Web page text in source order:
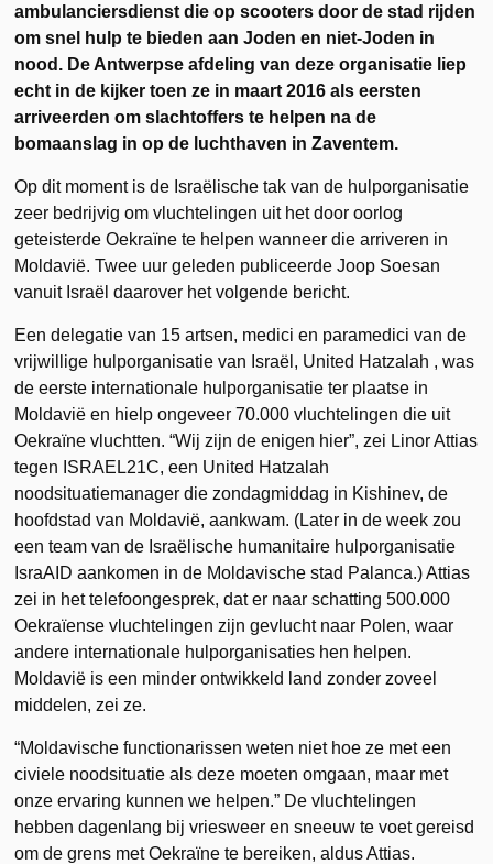
ambulanciersdienst die op scooters door de stad rijden
om snel hulp te bieden aan Joden en niet-Joden in
nood. De Antwerpse afdeling van deze organisatie liep
echt in de kijker toen ze in maart 2016 als eersten
arriveerden om slachtoffers te helpen na de
bomaanslag in op de luchthaven in Zaventem.
Op dit moment is de Israëlische tak van de hulporganisatie
zeer bedrijvig om vluchtelingen uit het door oorlog
geteisterde Oekraïne te helpen wanneer die arriveren in
Moldavië. Twee uur geleden publiceerde Joop Soesan
vanuit Israël daarover het volgende bericht.
Een delegatie van 15 artsen, medici en paramedici van de
vrijwillige hulporganisatie van Israël, United Hatzalah , was
de eerste internationale hulporganisatie ter plaatse in
Moldavië en hielp ongeveer 70.000 vluchtelingen die uit
Oekraïne vluchtten. “Wij zijn de enigen hier”, zei Linor Attias
tegen ISRAEL21C, een United Hatzalah
noodsituatiemanager die zondagmiddag in Kishinev, de
hoofdstad van Moldavië, aankwam. (Later in de week zou
een team van de Israëlische humanitaire hulporganisatie
IsraAID aankomen in de Moldavische stad Palanca.) Attias
zei in het telefoongesprek, dat er naar schatting 500.000
Oekraïense vluchtelingen zijn gevlucht naar Polen, waar
andere internationale hulporganisaties hen helpen.
Moldavië is een minder ontwikkeld land zonder zoveel
middelen, zei ze.
“Moldavische functionarissen weten niet hoe ze met een
civiele noodsituatie als deze moeten omgaan, maar met
onze ervaring kunnen we helpen.” De vluchtelingen
hebben dagenlang bij vriesweer en sneeuw te voet gereisd
om de grens met Oekraïne te bereiken, aldus Attias.